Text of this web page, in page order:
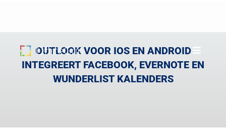
OUTLOOK VOOR IOS EN ANDROID
INTEGREERT FACEBOOK, EVERNOTE EN
WUNDERLIST KALENDERS